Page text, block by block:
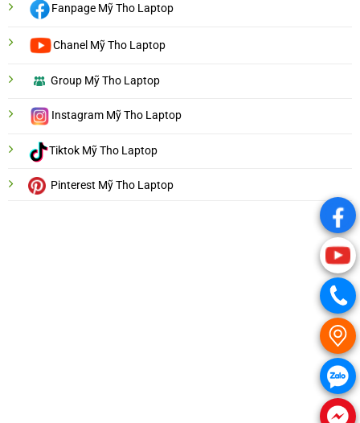
Fanpage Mỹ Tho Laptop
Chanel Mỹ Tho Laptop
Group Mỹ Tho Laptop
Instagram Mỹ Tho Laptop
Tiktok Mỹ Tho Laptop
Pinterest Mỹ Tho Laptop
.
.
.
.
.
.